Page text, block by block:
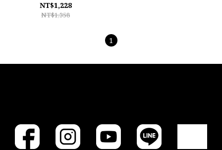
NT$1,228
NT$1,358
1